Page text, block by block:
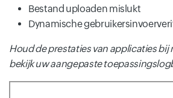
Bestand uploaden mislukt
Dynamische
Houd de prestaties van applicaties bij
bekijk uw aangepaste